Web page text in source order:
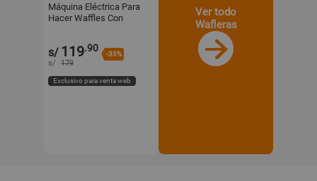
Máquina Eléctrica Para
Hacer Waffles Con
s/ 119.90
-33%
s/ 179
Exclusivo para venta web
Ver todo
Wafleras